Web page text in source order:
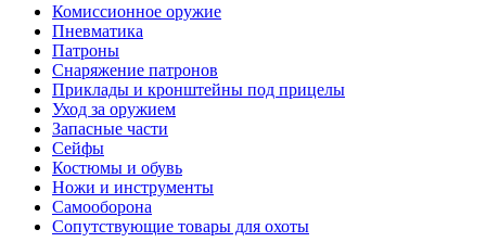
Комиссионное оружие
Пневматика
Патроны
Снаряжение патронов
Приклады и кронштейны под прицелы
Уход за оружием
Запасные части
Сейфы
Костюмы и обувь
Ножи и инструменты
Самооборона
Сопутствующие товары для охоты